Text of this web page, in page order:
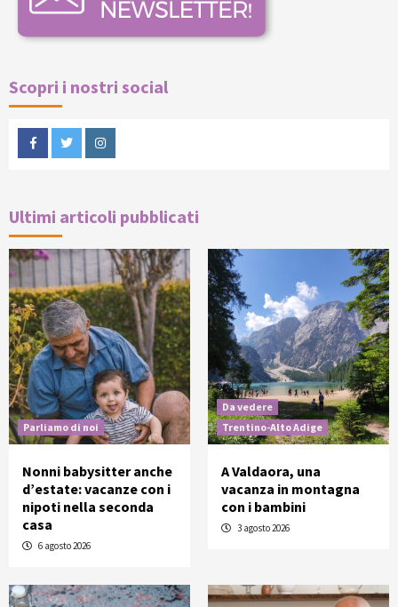
Scopri i nostri social
FacebookTwitterInstagram
Ultimi articoli pubblicati
Parliamo di noi
Nonni babysitter anche
d’estate: vacanze con i
nipoti nella seconda
casa
6 agosto 2026
Da vedere
Trentino-Alto Adige
A Valdaora, una
vacanza in montagna
con i bambini
3 agosto 2026